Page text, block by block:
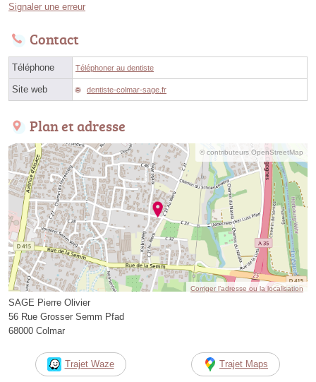
Signaler une erreur
Contact
Téléphone Téléphoner au dentiste
Site web dentiste-colmar-sage.fr
Plan et adresse
© contributeurs OpenStreetMap
Corriger l’adresse ou la localisation
SAGE Pierre Olivier
56 Rue Grosser Semm Pfad
68000 Colmar
Trajet Waze Trajet Maps